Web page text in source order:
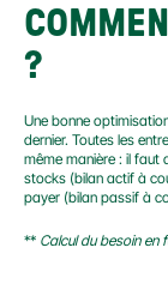
?
Une bonne
dernier. Toutes les
même manière : il faut
stocks (bilan actif à
payer (bilan passif à
** Calcul du besoin en